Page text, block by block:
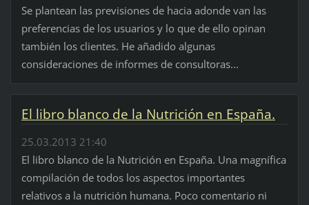
Se plantean las previsiones de hacia adonde van las
preferencias de los usuarios y lo que de ello opinan
también los clientes. He añadido algunas
consideraciones de informes de consultoras...
El libro blanco de la Nutrición en España.
25.03.2013 21:40
El libro blanco de la Nutrición en España. Una magnífica
compilación de todos los aspectos importantes
relativos a la nutrición humana. Poco comentario ni